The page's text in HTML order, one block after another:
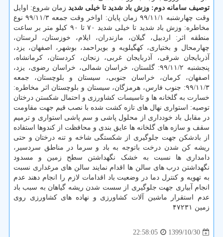
توصیف سامانه دوم: وزش باد شدید تا خیلی شدید زمان شروع: اوایل
وقت چهارشنبه ۹۹/۱۱/۱ زمان پایان: اواخر وقت جمعه ۹۹/۱۱/۳ نوع
مخاطره: وزش باد شدید تا خیلی شدید ۷۰ تا ۹۰ کیلو متر بر ساعت
منطقه اثر: اردبیل، گیلان، مازندران، ایلام، خوزستان، لرستان،
چهارمحال و بختیاری، کهگیلویه و بویراحمد، بوشهر، اصفهان، یزد،
آذربایجان شرقی، آذربایجان غربی، زنجان، کردستان، کرمانشاه،
پنجشنبه ۹۹/۱۱/۲: گلستان، خراسان شمالی، خراسان رضوی، یزد،
اصفهان، کرمان، خراسان جنوبی، سیستان و بلوچستان، جمعه
۹۹/۱۱/۳: جنوب فارس، هرمزگان، سیستان و بلوچستان اثر مخاطره:
خسارت به گلخانه ها و تاسیسات کشاورزی و احتمال شکستن درختان
توصیه: استواری نهال های تازه کشت شده با نصب قیم جهت مقاومت
در مقابل باد خودداری از محلول پاشی و سم پاشی استواری و ترمیم
سقف و سازه های گلخانه ها عایق بندی و محافظت از کندوها استفاده
از بادشکن جهت جلوگیری از شکستگی شاخه و تنه درختان و حتی
ریشه کن شدن درخت باتوجه به باد و سرما در مناطق سردسیر،
دامداری ها نسبت به خشک نگهداشتن سطح زمین و مسدود
نگهداشتن درب های سالن ها اقدام نمایند سالن های مرغداری نسبت
به تهویه و کنترل دما در وضعیت باد اقدامات لازم را انجام دهند عدم
انجام آبیاری جهت جلوگیری از سست شدن ریشه گیاهان به سبب باد
عدم استقرار ماشین آلات کشاورزی و نهاده های کشاورزی روی
زمین ۴۷۲۳۱
1399/10/30
22:58:05